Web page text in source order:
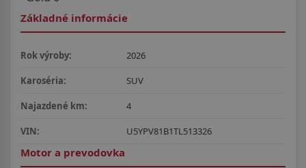
Základné informácie
Rok výroby: 2026
Karoséria: SUV
Najazdené km: 4
VIN: U5YPV81B1TL513326
Motor a prevodovka